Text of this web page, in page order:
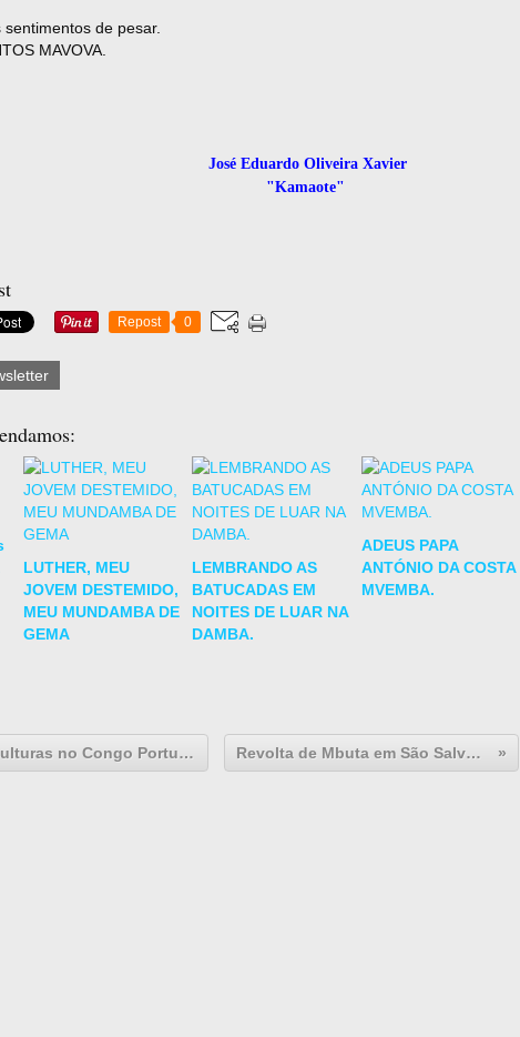
de pesar.
MAVOVA.
Oliveira Xavier
Repost 0
LUTHER, MEU
JOVEM DESTEMIDO,
MEU MUNDAMBA DE
GEMA
LEMBRANDO AS
BATUCADAS EM
NOITES DE LUAR NA
DAMBA.
ADEUS PAPA
ANTÓNIO DA COSTA
MVEMBA.
Contactos de Culturas no Congo Português.(16) Revolta de Mbuta em São Salvador (12)